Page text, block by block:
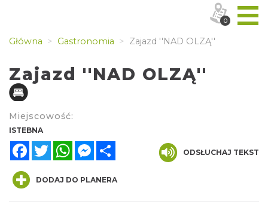
Główna Gastronomia Zajazd ''NAD OLZĄ''
Zajazd ''NAD OLZĄ''
Miejscowość:
ISTEBNA
FacebookTwitterWhatsAppMessenger
ODSŁUCHAJ TEKST
DODAJ DO PLANERA
0